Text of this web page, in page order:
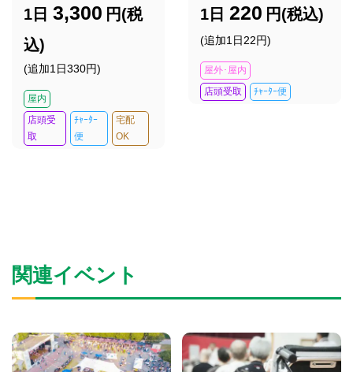
1日 3,300 円(税
込)
(追加1日330円)
屋内
店頭受
取
ﾁｬｰﾀｰ
便
宅配
OK
1日 220 円(税込)
(追加1日22円)
屋外･屋内
店頭受取
ﾁｬｰﾀｰ便
関連イベント